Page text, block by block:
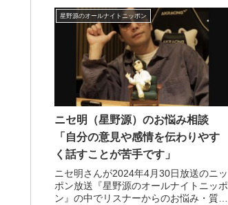
星野源のオールナイトニッポン
ニセ明（星野源）のお悩み相談
「自分の意見や感情を伝わりやす
く話すことが苦手です」
ニセ明さんが2024年4月30日放送のニッ
ポン放送『星野源のオールナイトニッポ
ン』の中でリスナーからのお悩み・質問